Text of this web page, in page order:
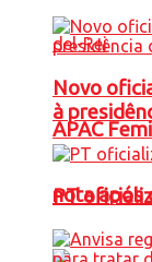
APAC
nota após
Novo
à
PT